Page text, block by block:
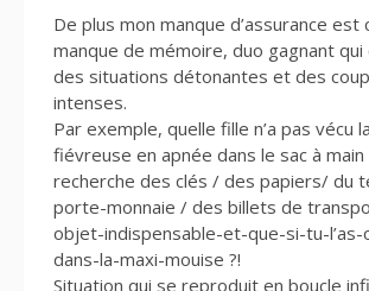
De plus mon manque d’assurance est
manque de mémoire, duo gagnant qui
des situations détonantes et des
intenses.
Par exemple, quelle fille n’a pas vécu
fiévreuse en apnée dans le sac à main
recherche des clés / des papiers/ du
porte-monnaie / des billets de
objet-indispensable-et-que-si-tu-
dans-la-maxi-mouise ?!
Situation qui se reproduit en boucle